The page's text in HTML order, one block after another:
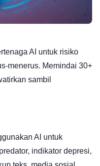
AI untuk risiko
menerus. Memindai 30+
sambil
AI untuk
indikator depresi,